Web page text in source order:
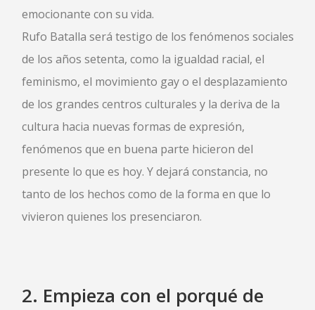
emocionante con su vida.
Rufo Batalla será testigo de los fenómenos sociales
de los años setenta, como la igualdad racial, el
feminismo, el movimiento gay o el desplazamiento
de los grandes centros culturales y la deriva de la
cultura hacia nuevas formas de expresión,
fenómenos que en buena parte hicieron del
presente lo que es hoy. Y dejará constancia, no
tanto de los hechos como de la forma en que lo
vivieron quienes los presenciaron.
2. Empieza con el porqué de